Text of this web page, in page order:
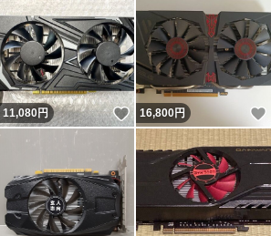
いいね！
11,080円 いいね！
16,800円